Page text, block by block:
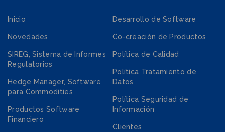
Inicio
Novedades
SIREG, Sistema de Informes
Regulatorios
Hedge Manager, Software
para Commodities
Productos Software
Financiero
Desarrollo de Software
Co-creación de Productos
Política de Calidad
Política Tratamiento de
Datos
Política Seguridad de
Información
Clientes